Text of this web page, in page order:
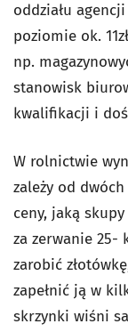
oddziału
poziomie ok.
np.
stanowisk
kwalifikacji i
W rolnictwie
zależy od
ceny, jaką
za zerwanie 25-
zarobić
zapełnić ją w
skrzynki wiśni